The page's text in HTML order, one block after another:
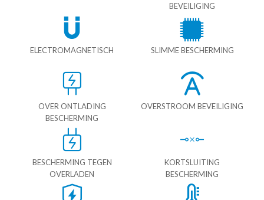
BEVEILIGING
ELECTROMAGNETISCH SLIMME BESCHERMING
OVER ONTLADING
BESCHERMING
OVERSTROOM BEVEILIGING
BESCHERMING TEGEN
OVERLADEN
KORTSLUITING
BESCHERMING